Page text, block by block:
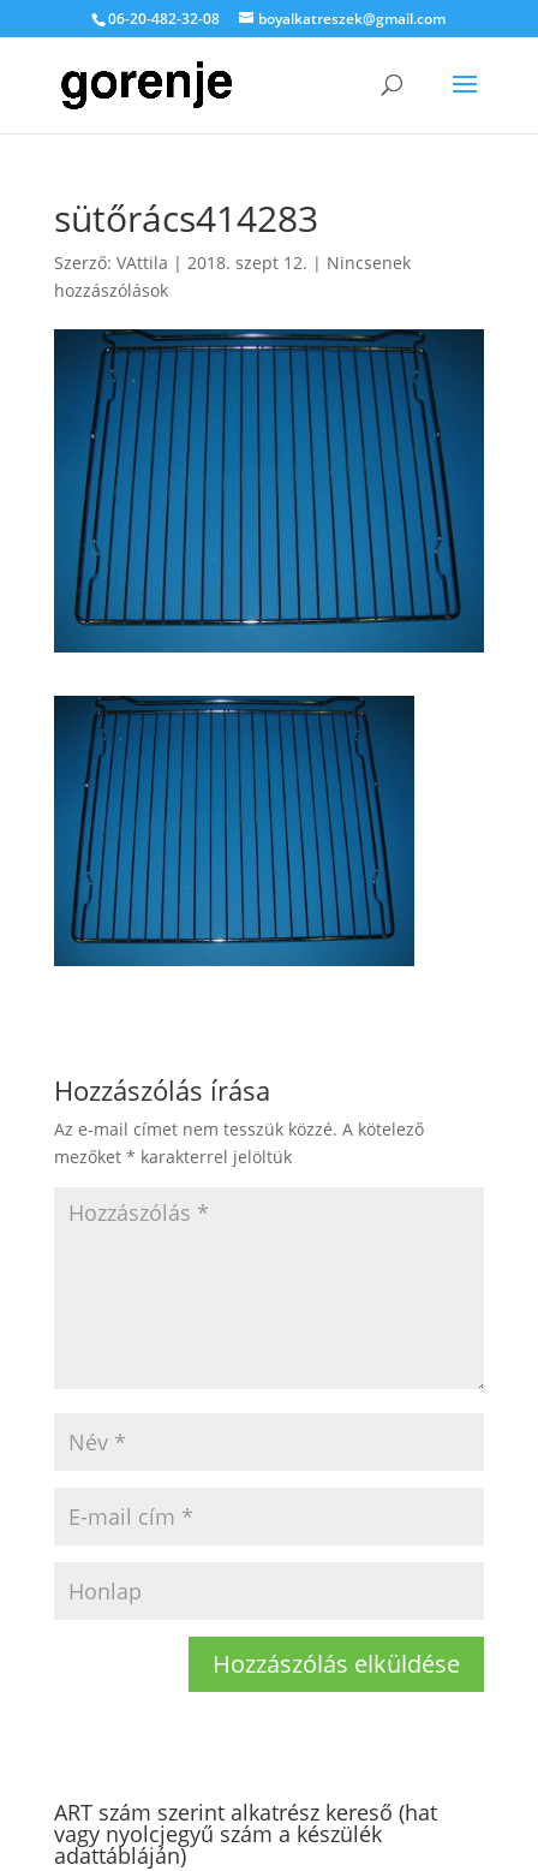
06-20-482-32-08 boyalkatreszek@gmail.com
sütőrács414283
Szerző: VAttila | 2018. szept 12. | Nincsenek
hozzászólások
Hozzászólás írása
Az e-mail címet nem tesszük közzé. A kötelező
mezőket * karakterrel jelöltük
ART szám szerint alkatrész kereső (hat
vagy nyolcjegyű szám a készülék
adattábláján)